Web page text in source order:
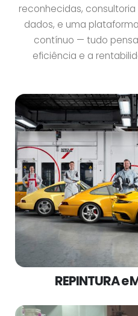
reconhecidas,
dados, e uma
contínuo — tudo
eficiência e a
REPINTURA e